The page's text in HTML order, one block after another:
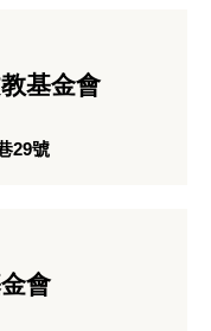
基金會
29號
會